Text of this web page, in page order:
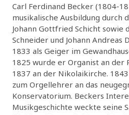
Carl Ferdinand Becker (1804-
musikalische Ausbildung durch
Johann Gottfried Schicht sowie
Schneider und Johann Andreas
1833 als Geiger im
1825 wurde er Organist an der
1837 an der Nikolaikirche.
zum Orgellehrer an das
Konservatorium. Beckers
Musikgeschichte weckte seine